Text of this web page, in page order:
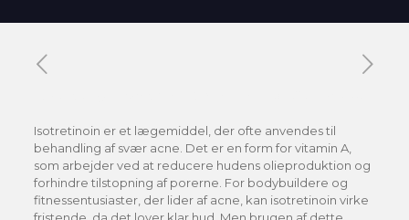
Isotretinoin er et lægemiddel, der ofte anvendes til
behandling af svær acne. Det er en form for vitamin A,
som arbejder ved at reducere hudens olieproduktion og
forhindre tilstopning af porerne. For bodybuildere og
fitnessentusiaster, der lider af acne, kan isotretinoin virke